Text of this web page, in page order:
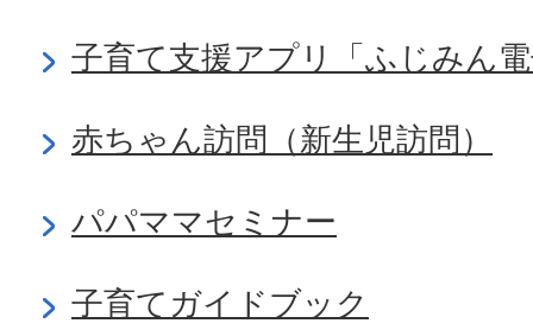
子育て支援アプリ「ふじみん
赤ちゃん訪問（新生児訪問）
パパママセミナー
子育てガイドブック